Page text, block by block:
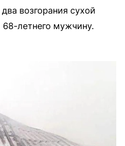
возгорания сухой
летнего мужчину.